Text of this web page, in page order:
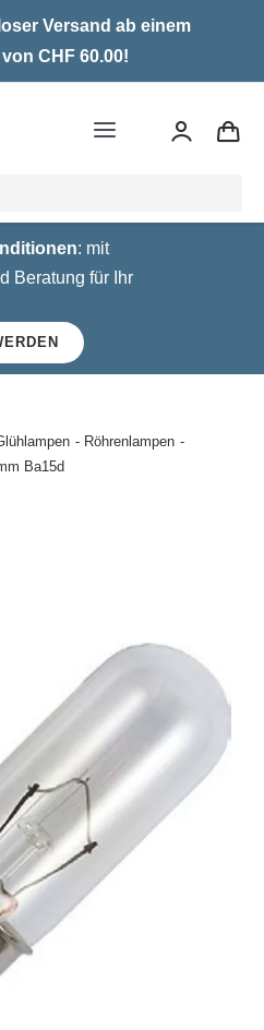
Versand ab einem
CHF 60.00!
Toggle
: mit
Beratung für Ihr
Röhrenlampen
Ba15d